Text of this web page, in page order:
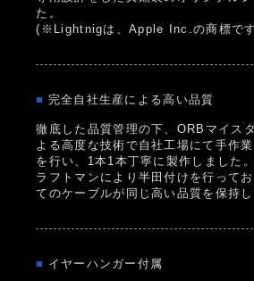
た。
(※Lightnigは、Apple Inc.の商標で
■ 完全自社生産による高い品質
徹底した品質管理の下、ORBマイス
よる高度な技術で自社工場にて手作
を行い、1本1本丁寧に製作しました
ラフトマンにより半田付けを行って
てのケーブルが同じ高い品質を保持し
■ イヤーハンガー付属